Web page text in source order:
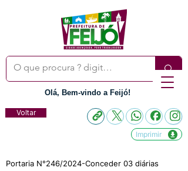
Olá, Bem-vindo a Feijó!
Voltar
Imprimir
Portaria N°246/2024-Conceder 03 diárias